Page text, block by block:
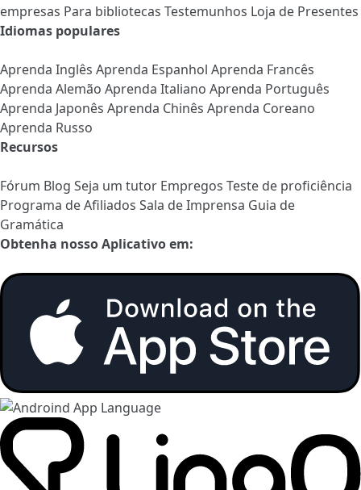
empresas Para bibliotecas Testemunhos Loja de Presentes
Idiomas populares
Aprenda Inglês Aprenda Espanhol Aprenda Francês
Aprenda Alemão Aprenda Italiano Aprenda Português
Aprenda Japonês Aprenda Chinês Aprenda Coreano
Aprenda Russo
Recursos
Fórum Blog Seja um tutor Empregos Teste de proficiência
Programa de Afiliados Sala de Imprensa Guia de
Gramática
Obtenha nosso Aplicativo em: